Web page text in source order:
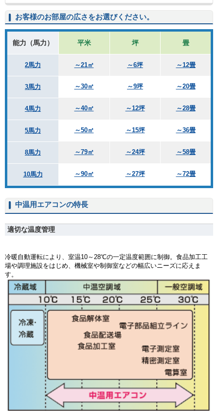
お客様のお部屋の広さをお選びください。
能力（馬力） 平米 坪 畳
2馬力 ～21㎡ ～6坪 ～12畳
3馬力 ～30㎡ ～9坪 ～20畳
4馬力 ～40㎡ ～12坪 ～28畳
5馬力 ～50㎡ ～15坪 ～36畳
8馬力 ～79㎡ ～24坪 ～58畳
10馬力 ～90㎡ ～27坪 ～72畳
中温用エアコンの特長
適切な温度管理
冷暖自動運転により、室温10～28℃の一定温度範囲に制御。食品加工工
場や調理施設をはじめ、機械室や制御室などの幅広いニーズに応えま
す。